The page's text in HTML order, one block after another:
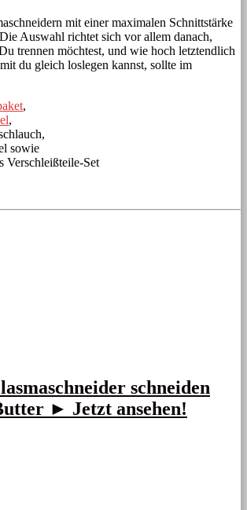
mit einer maximalen Schnittstärke
Auswahl richtet sich vor allem danach,
trennen möchtest, und wie hoch letztendlich
du gleich loslegen kannst, sollte im
,
,
sowie
Verschleißteile-Set
schneiden
► Jetzt ansehen!